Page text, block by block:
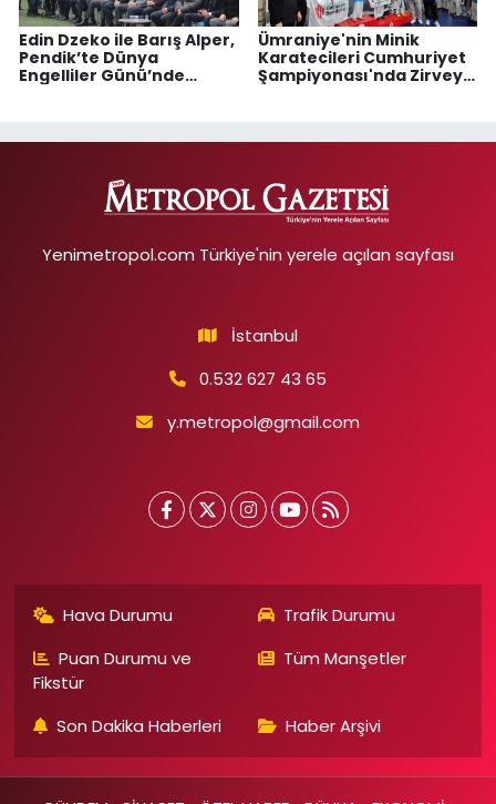
Edin Dzeko ile Barış Alper,
Pendik’te Dünya
Engelliler Günü’nde
Ümraniye'nin Minik
Karatecileri Cumhuriyet
Şampiyonası'nda Zirveye
Yenimetropol.com Türkiye'nin yerele açılan sayfası
İstanbul
0.532 627 43 65
y.metropol@gmail.com
Hava Durumu
Trafik Durumu
Puan Durumu ve
Fikstür
Tüm Manşetler
Son Dakika Haberleri Haber Arşivi